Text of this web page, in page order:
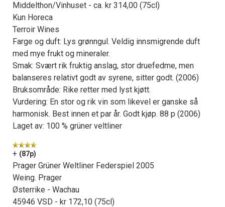
Middelthon/Vinhuset - ca. kr 314,00 (75cl)
Kun Horeca
Terroir Wines
Farge og duft: Lys grønngul. Veldig innsmigrende duft
med mye frukt og mineraler.
Smak: Svært rik fruktig anslag, stor druefedme, men
balanseres relativt godt av syrene, sitter godt. (2006)
Bruksområde: Rike retter med lyst kjøtt.
Vurdering: En stor og rik vin som likevel er ganske så
harmonisk. Best innen et par år. Godt kjøp. 88 p (2006)
Laget av: 100 % grüner veltliner
+ (87p)
Prager Grüner Weltliner Federspiel 2005
Weing. Prager
Østerrike - Wachau
45946 VSD - kr 172,10 (75cl)